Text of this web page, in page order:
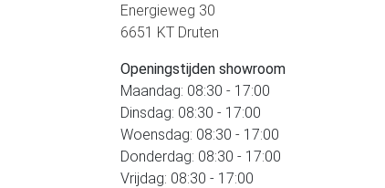
Energieweg 30
6651 KT Druten
Openingstijden showroom
Maandag: 08:30 - 17:00
Dinsdag: 08:30 - 17:00
Woensdag: 08:30 - 17:00
Donderdag: 08:30 - 17:00
Vrijdag: 08:30 - 17:00